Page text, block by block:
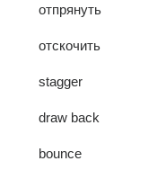
отпрянуть
отскочить
stagger
draw back
bounce